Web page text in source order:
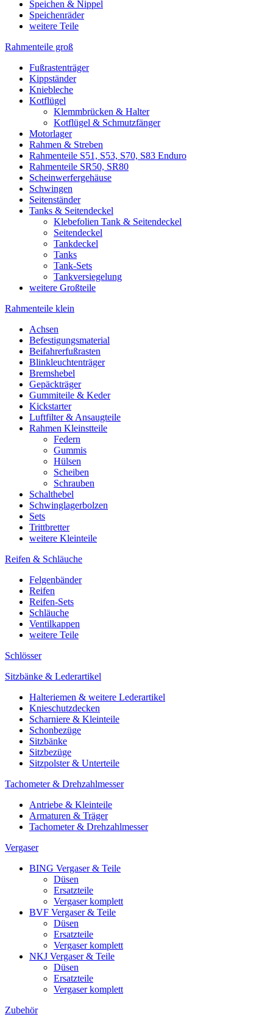
Speichen & Nippel
Speichenräder
weitere Teile
Rahmenteile groß
Fußrastenträger
Kippständer
Kniebleche
Kotflügel
Klemmbrücken & Halter
Kotflügel & Schmutzfänger
Motorlager
Rahmen & Streben
Rahmenteile S51, S53, S70, S83 Enduro
Rahmenteile SR50, SR80
Scheinwerfergehäuse
Schwingen
Seitenständer
Tanks & Seitendeckel
Klebefolien Tank & Seitendeckel
Seitendeckel
Tankdeckel
Tanks
Tank-Sets
Tankversiegelung
weitere Großteile
Rahmenteile klein
Achsen
Befestigungsmaterial
Beifahrerfußrasten
Blinkleuchtenträger
Bremshebel
Gepäckträger
Gummiteile & Keder
Kickstarter
Luftfilter & Ansaugteile
Rahmen Kleinstteile
Federn
Gummis
Hülsen
Scheiben
Schrauben
Schalthebel
Schwinglagerbolzen
Sets
Trittbretter
weitere Kleinteile
Reifen & Schläuche
Felgenbänder
Reifen
Reifen-Sets
Schläuche
Ventilkappen
weitere Teile
Schlösser
Sitzbänke & Lederartikel
Halteriemen & weitere Lederartikel
Knieschutzdecken
Scharniere & Kleinteile
Schonbezüge
Sitzbänke
Sitzbezüge
Sitzpolster & Unterteile
Tachometer & Drehzahlmesser
Antriebe & Kleinteile
Armaturen & Träger
Tachometer & Drehzahlmesser
Vergaser
BING Vergaser & Teile
Düsen
Ersatzteile
Vergaser komplett
BVF Vergaser & Teile
Düsen
Ersatzteile
Vergaser komplett
NKJ Vergaser & Teile
Düsen
Ersatzteile
Vergaser komplett
Zubehör